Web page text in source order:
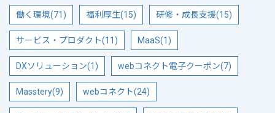
働く環境(71) 福利厚生(15) 研修・成長支援(15)
サービス・プロダクト(11) MaaS(1)
DXソリューション(1) webコネクト電子クーポン(7)
Masstery(9) webコネクト(24)